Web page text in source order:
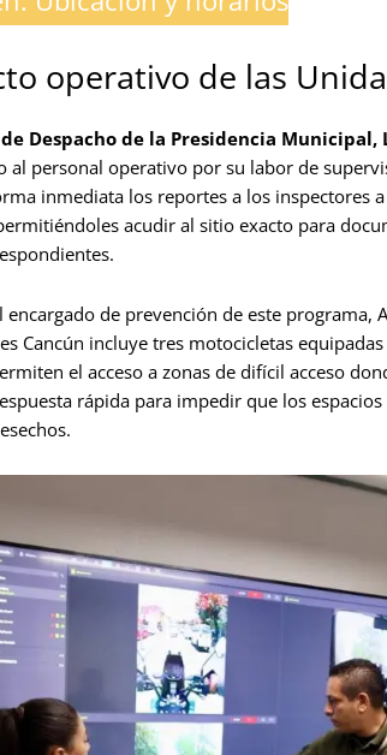
operativo de las
Despacho de la Presidencia
al personal operativo por su labor de
inmediata los reportes a los inspectores
acudir al sitio exacto para
encargado de prevención de este
Cancún incluye tres motocicletas
el acceso a zonas de difícil acceso
rápida para impedir que los